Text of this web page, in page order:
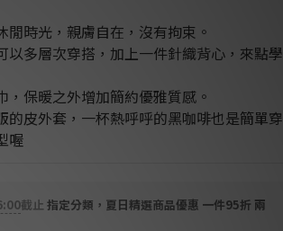
閒時光，親膚自在，沒有拘束。
以多層次穿搭，加上一件針織背心，來點學
，保暖之外增加簡約優雅質感。
的皮外套，一杯熱呼呼的黑咖啡也是簡單穿
喔
截止 指定分類，夏日精選商品優惠 一件95折 兩